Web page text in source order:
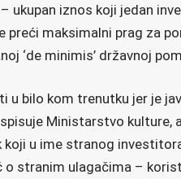
ukupan iznos koji jedan
preći maksimalni prag za
‘de minimis’ državnoj
bilo kom trenutku jer je
Ministarstvo kulture,
u ime stranog
o stranim ulagačima –